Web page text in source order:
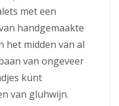
met een
handgemaakte
het midden van al
van ongeveer
kunt
van gluhwijn.